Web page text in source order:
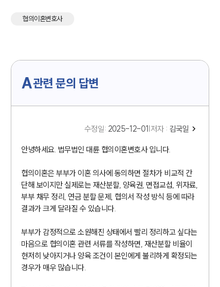
협의이혼변호사
A관련 문의 답변
수정일: 2025-12-01 저자 : 김국일
안녕하세요. 법무법인 대륜 협의이혼변호사 입니다.
협의이혼은 부부가 이혼 의사에 동의하면 절차가 비교적 간
단해 보이지만 실제로는 재산분할, 양육권, 면접교섭, 위자료,
부부 채무 정리, 연금 분할 문제, 협의서 작성 방식 등에 따라
결과가 크게 달라질 수 있습니다.
부부가 감정적으로 소원해진 상태에서 빨리 정리하고 싶다는
마음으로 협의이혼 관련 서류를 작성하면, 재산분할 비율이
현저히 낮아지거나 양육 조건이 본인에게 불리하게 확정되는
경우가 매우 많습니다.